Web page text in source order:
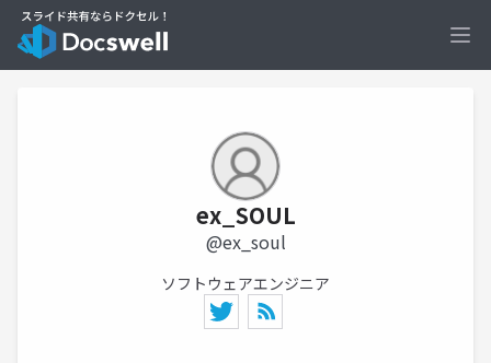
ex_SOUL
@ex_soul
ソフトウェアエンジニア